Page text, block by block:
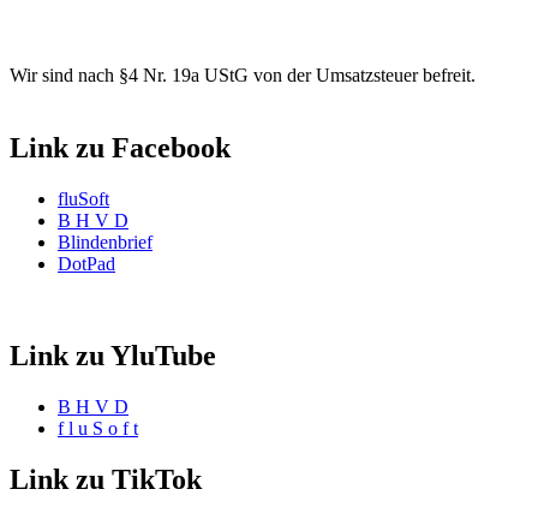
Wir sind nach §4 Nr. 19a UStG von der Umsatzsteuer befreit.
Link zu Facebook
fluSoft
B H V D
Blindenbrief
DotPad
Link zu YluTube
B H V D
f l u S o f t
Link zu TikTok